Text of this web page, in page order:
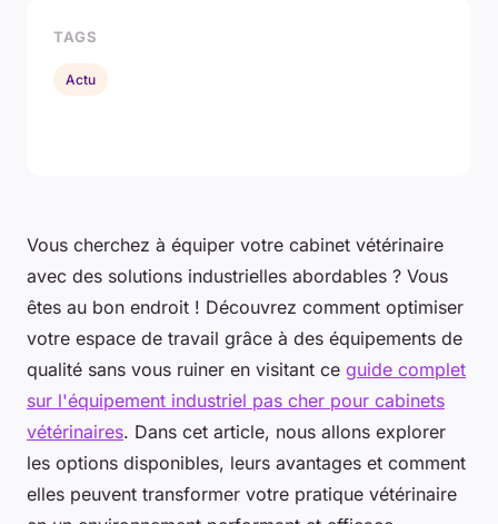
Vous cherchez à équiper votre cabinet vétérinaire
avec des solutions industrielles abordables ? Vous
êtes au bon endroit ! Découvrez comment optimiser
votre espace de travail grâce à des équipements de
qualité sans vous ruiner en visitant ce guide complet
sur l'équipement industriel pas cher pour cabinets
vétérinaires. Dans cet article, nous allons explorer
les options disponibles, leurs avantages et comment
elles peuvent transformer votre pratique vétérinaire
TAGS
Actu